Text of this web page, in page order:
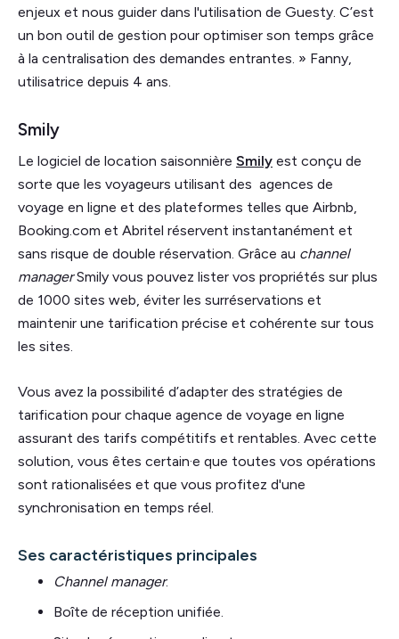
enjeux et nous guider dans l'utilisation de Guesty. C’est
un bon outil de gestion pour optimiser son temps grâce
à la centralisation des demandes entrantes. » Fanny,
utilisatrice depuis 4 ans.
Smily
Le logiciel de location saisonnière Smily est conçu de
sorte que les voyageurs utilisant des agences de
voyage en ligne et des plateformes telles que Airbnb,
Booking.com et Abritel réservent instantanément et
sans risque de double réservation. Grâce au channel
managerSmily vous pouvez lister vos propriétés sur plus
de 1000 sites web, éviter les surréservations et
maintenir une tarification précise et cohérente sur tous
les sites.
Vous avez la possibilité d’adapter des stratégies de
tarification pour chaque agence de voyage en ligne
assurant des tarifs compétitifs et rentables. Avec cette
solution, vous êtes certain·e que toutes vos opérations
sont rationalisées et que vous profitez d'une
synchronisation en temps réel.
Ses caractéristiques principales
Channel manager.
Boîte de réception unifiée.